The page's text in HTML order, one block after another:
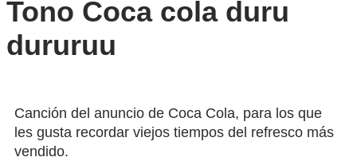
Tono Coca cola duru
dururuu
Canción del anuncio de Coca Cola, para los que
les gusta recordar viejos tiempos del refresco más
vendido.